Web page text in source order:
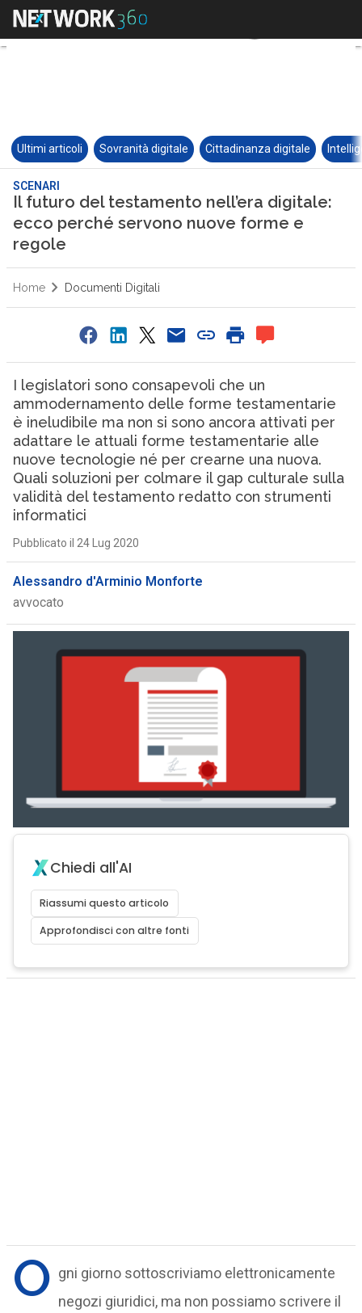
Ultimi articoli Sovranità digitale Cittadinanza digitale
SCENARI
Il futuro del testamento nell’era digitale:
ecco perché servono nuove forme e
regole
Home Documenti Digitali
I legislatori sono consapevoli che un
ammodernamento delle forme testamentarie
è ineludibile ma non si sono ancora attivati per
adattare le attuali forme testamentarie alle
nuove tecnologie né per crearne una nuova.
Quali soluzioni per colmare il gap culturale sulla
validità del testamento redatto con strumenti
informatici
Pubblicato il 24 Lug 2020
Alessandro d'Arminio Monforte
avvocato
Chiedi all'AI
Riassumi questo articolo
Approfondisci con altre fonti
O gni giorno sottoscriviamo elettronicamente
negozi giuridici, ma non possiamo scrivere il